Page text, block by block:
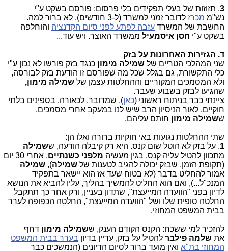
3. תזוזות של בעלי תפקידים בלי פרסום: פורסם בשקט ע"י
נש"מ מכרז
לדובר זמני למשרד (ל-3 חודשים), לא ברור למה.
החשבת של המשרד עזבה לפתע לפני סיום הקדנציה והוחלפה
בשקט ע"י חסן איסמעיל ממשרד האוצר. ויש עוד...
ד. הגזירות האחרונות על בזק
שני המהלכי הטריים של שמילה מימון כנגד בזק פורשו לא נכון ע"י
כלי התקשורת, גם בגלל שכל מה שפורסם זו הודעת בזק לבורסה,
ולא המסמכים המקוריים וההחלטות עצמן של שמילה מימון,
שהגיעו לבזק בשבוע שעבר.
ציינתי כבר בניתוח ראשוני (כאן), שמדובר, לכאורה, בספינים בלתי
חוקיים, לאור הניסיון הרב שיש לנו במעקב אחרי מסמכים,
ששמילה מימון חותם עליהם.
שתי ההחלטות נגועות באי חוקיות ברורה ואלו הן:
1. על בזק לא הוטל שום קנס. היא רק קיבלה הודעה, ששמילה
מתכוון להטיל עליה קנס, בגין מעשיה מלפני כשנתיים
. אחרי 30 יום
(תקופת הזמן, שבזק יכולה להגיב לטענות של שמילה), שמילה
אמור להחליט בדבר (לא בטוח שעד אז הוא יישאר בתפקיד
המנכ"ל...), ואם הוא החליט להמשיך בהליך, עליו להביא את הנושא
לדיון בפני "הוועדה המייעצת", שתדון בעניין, ורק אחר כך תתקבל
החלטה סופית שלו ושל "הוועדה המייעצת", החלטה הכפופה לערר
בבית המשפט המחוזי.
להזכיר למי ששכח: הקנס הקודם הענק, ששמילה מימון דחף
את שלמה פילבר להטיל על בזק, עדיין בדיון בערר בבית המשפט
המחוזי בת"א ואין מועד ברור לסיום הדיונים (הנמשכים כבר